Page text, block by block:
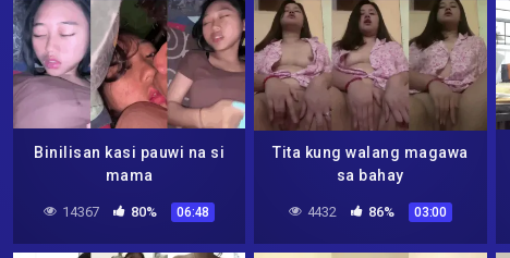
Binilisan kasi pauwi na si
mama
14367 80% 06:48
Tita kung walang magawa
sa bahay
4432 86% 03:00